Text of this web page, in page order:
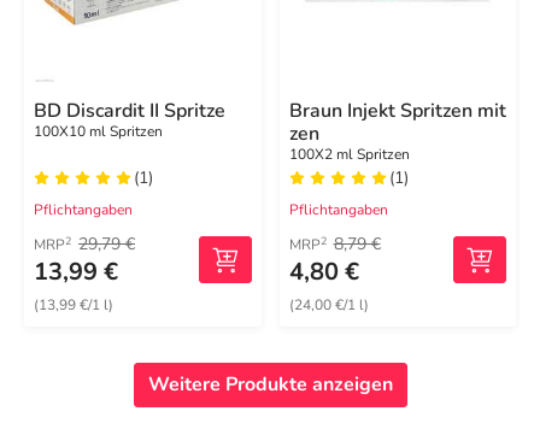
BD Discardit II Spritze
100X10 ml Spritzen
(1)
Pflichtangaben
MRP2 29,79 €
13,99 €
(13,99 €/1 l)
Braun Injekt Spritzen mit
zen
100X2 ml Spritzen
(1)
Pflichtangaben
MRP2 8,79 €
4,80 €
(24,00 €/1 l)
Weitere Produkte anzeigen